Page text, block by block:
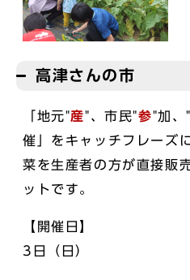
高津さんの市
「地元"産"、市民"参"加、
催」をキャッチフレーズ
菜を生産者の方が直接販
ットです。
【開催日】
3日（日）